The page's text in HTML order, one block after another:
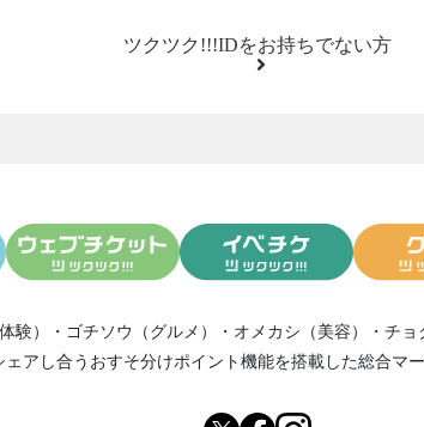
ツクツク!!!IDをお持ちでない方
験） ・ ゴチソウ（グルメ） ・ オメカシ（美容） ・ チョ
アし合う おすそ分けポイント機能を搭載した総合マ